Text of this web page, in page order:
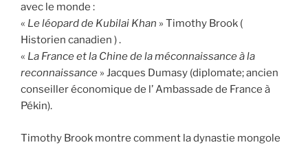
avec le monde :
« Le léopard de Kubilai Khan » Timothy Brook (
Historien canadien ) .
« La France et la Chine de la méconnaissance à la
reconnaissance » Jacques Dumasy (diplomate; ancien
conseiller économique de l’ Ambassade de France à
Pékin).
Timothy Brook montre comment la dynastie mongole